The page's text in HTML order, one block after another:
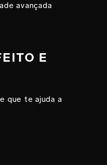
avançada
E
que te ajuda a